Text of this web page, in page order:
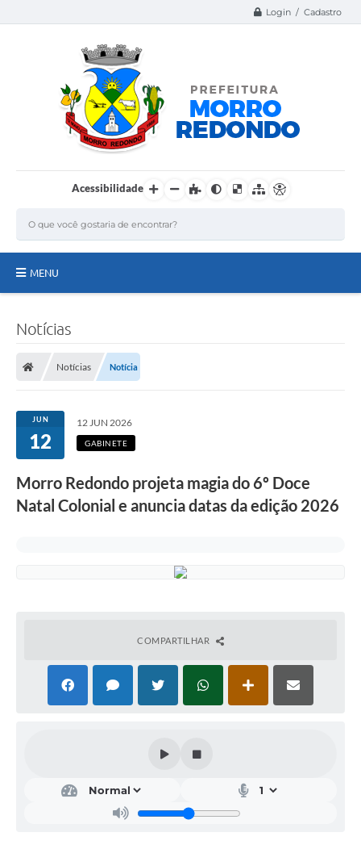
Login / Cadastro
Acessibilidade
MENU
Secretarias
Notícias
Contato
Serviço de Inspeção Municipal - SIM
Transparência
Notícias
Notícias Notícia
JUN
12
12 JUN 2026
GABINETE
Morro Redondo projeta magia do 6º Doce
Natal Colonial e anuncia datas da edição 2026
COMPARTILHAR